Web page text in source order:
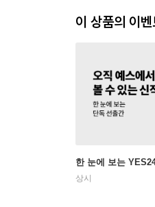
이 상품의 이
한 눈에 보는
상시